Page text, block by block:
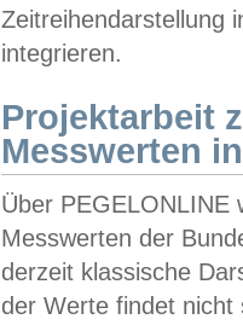
Zeitreihendarstellung
integrieren.
Projektarbeit
Messwerten
Über PEGELONLINE
Messwerten der
derzeit klassische
der Werte findet